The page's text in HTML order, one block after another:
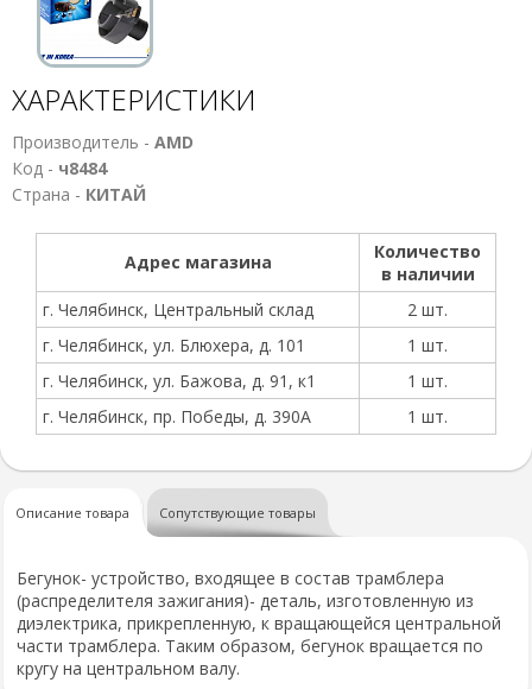
ХАРАКТЕРИСТИКИ
Производитель - AMD
Код - ч8484
Страна - КИТАЙ
Адрес магазина
Количество
в наличии
г. Челябинск, Центральный склад
2 шт.
г. Челябинск, ул. Блюхера, д. 101
1 шт.
г. Челябинск, ул. Бажова, д. 91, к1
1 шт.
г. Челябинск, пр. Победы, д. 390А
1 шт.
Описание товара Сопутствующие товары
Бегунок- устройство, входящее в состав трамблера
(распределителя зажигания)- деталь, изготовленную из
диэлектрика, прикрепленную, к вращающейся центральной
части трамблера. Таким образом, бегунок вращается по
кругу на центральном валу.